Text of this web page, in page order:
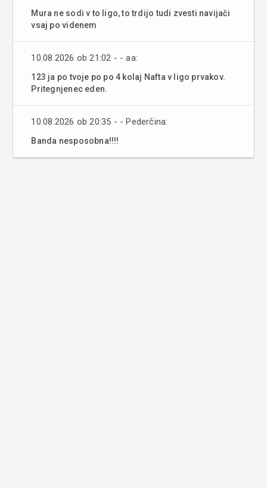
Mura ne sodi v to ligo, to trdijo tudi zvesti navijači
vsaj po videnem
10.08.2026 ob 21:02 - - aa:
123 ja po tvoje po po 4 kolaj Nafta v ligo prvakov.
Pritegnjenec eden.
10.08.2026 ob 20:35 - - Pederčina:
Banda nesposobna!!!!